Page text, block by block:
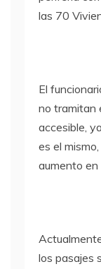
las 70
El
no tramitan
accesible,
es el
aumento
los pasajes